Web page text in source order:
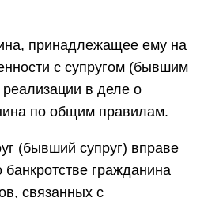
принадлежащее ему на
с супругом (бывшим
в деле о
по общим правилам.
(бывший супруг) вправе
банкротстве гражданина
связанных с